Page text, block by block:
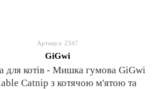
Артикул: 2347
GiGwi
для котів - Мишка гумова GiGwi
Catnip з котячою м'ятою та